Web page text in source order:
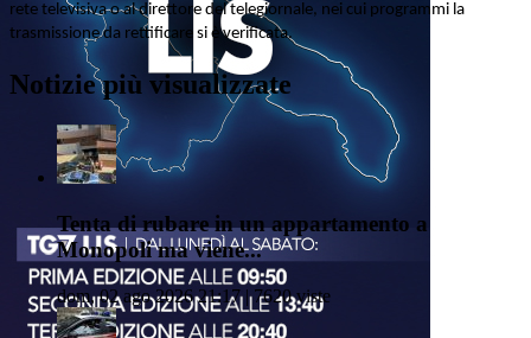
rete televisiva o al direttore del telegiornale, nei cui programmi la
trasmissione da rettificare si è verificata.
Notizie più visualizzate
Tenta di rubare in un appartamento a
Monopoli ma viene...
dom, 02 ago 2026 21:17 | 7620 viste